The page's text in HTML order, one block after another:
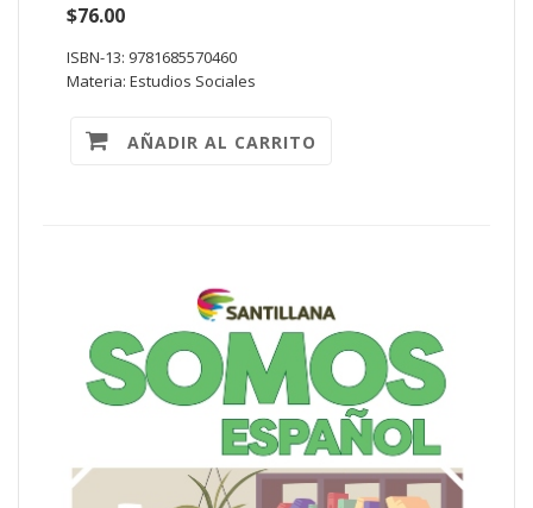
$76.00
ISBN-13: 9781685570460
Materia: Estudios Sociales
AÑADIR AL CARRITO